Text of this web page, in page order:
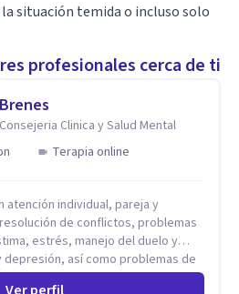
situación temida o incluso solo
profesionales cerca de ti
Clinica y Salud Mental
Terapia online
atención individual, pareja y
de conflictos, problemas
estrés, manejo del duelo y
así como problemas de
Desarrollo de personas